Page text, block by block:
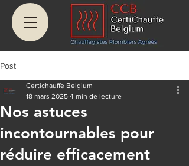
Post
Nos astuces
incontournables pour
réduire efficacement
Certichauffe Belgium
18 mars 2025 4 min de lecture